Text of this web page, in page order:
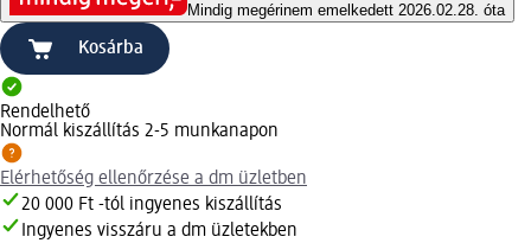
Mindig megérinem emelkedett 2026.02.28. óta
Kosárba
Rendelhető
Normál kiszállítás 2-5 munkanapon
Elérhetőség ellenőrzése a dm üzletben
20 000 Ft -tól ingyenes kiszállítás
Ingyenes visszáru a dm üzletekben